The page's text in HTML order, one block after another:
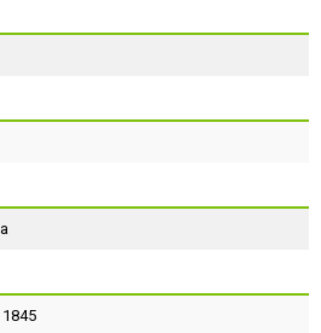
1845